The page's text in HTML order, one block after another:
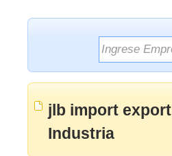
jlb import
Industria